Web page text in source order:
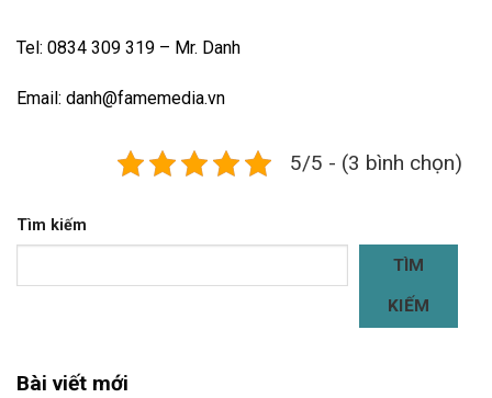
Tel: 0834 309 319 – Mr. Danh
Email: danh@famemedia.vn
5/5 - (3 bình chọn)
Tìm kiếm
TÌM
KIẾM
Bài viết mới